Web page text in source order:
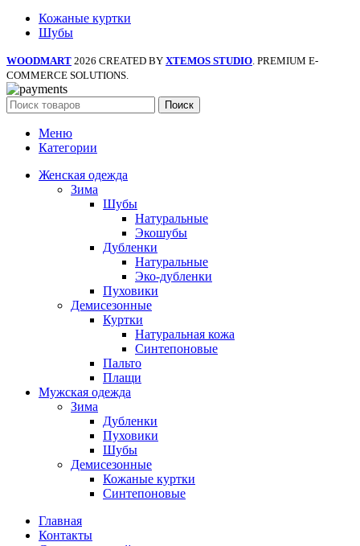
Кожаные куртки
Шубы
WOODMART 2026 CREATED BY XTEMOS STUDIO . PREMIUM E-
COMMERCE SOLUTIONS.
Поиск
Меню
Категории
Женская одежда
Зима
Шубы
Натуральные
Экошубы
Дубленки
Натуральные
Эко-дубленки
Пуховики
Демисезонные
Куртки
Натуральная кожа
Синтепоновые
Пальто
Плащи
Мужская одежда
Зима
Дубленки
Пуховики
Шубы
Демисезонные
Кожаные куртки
Синтепоновые
Главная
Контакты